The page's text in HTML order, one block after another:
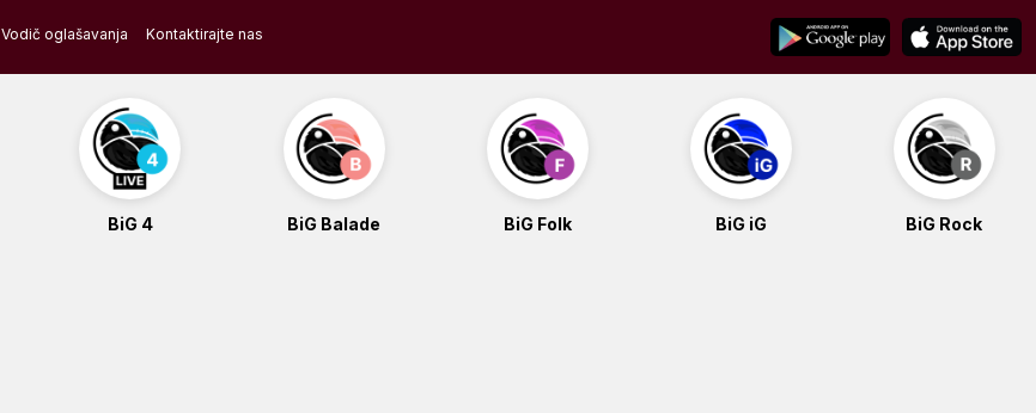
Vodič oglašavanja Kontaktirajte nas
BiG 4 BiG Balade BiG Folk BiG iG BiG Rock